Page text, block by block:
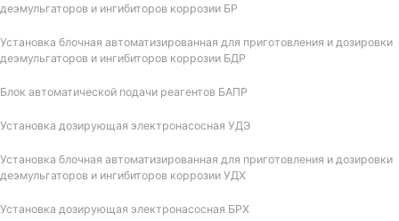
деэмульгаторов и ингибиторов коррозии БР
Установка блочная автоматизированная для приготовления и дозировки
деэмульгаторов и ингибиторов коррозии БДР
Блок автоматической подачи реагентов БАПР
Установка дозирующая электронасосная УДЭ
Установка блочная автоматизированная для приготовления и дозировки
деэмульгаторов и ингибиторов коррозии УДХ
Установка дозирующая электронасосная БРХ